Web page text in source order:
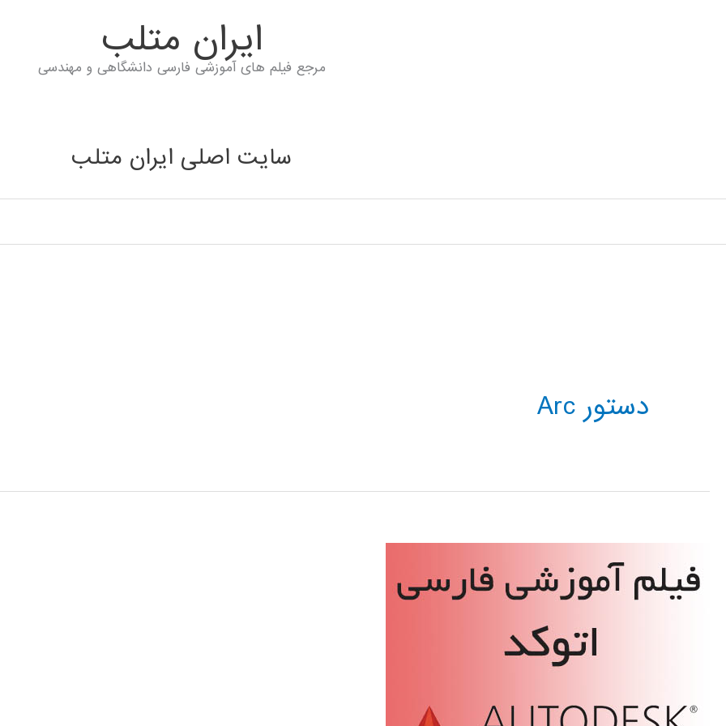
ايران متلب
مرجع فیلم های آموزشی فارسی دانشگاهی و مهندسی
سایت اصلی ایران متلب
دستور Arc